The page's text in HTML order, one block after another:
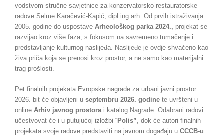
vodstvom stručne savjetnice za konzervatorsko-restauratorske
radove Selme Karačević-Kapić, dipl.ing.arh. Od prvih istraživanja
2005. godine do uspostave Arheološkog parka 2024., projekat se
razvijao kroz više faza, s fokusom na savremeno tumačenje i
predstavljanje kulturnog naslijeđa. Naslijeđe je ovdje shvaćeno kao
živa priča koja se prenosi kroz prostor, a ne samo kao materijalni
trag prošlosti.
Pet finalnih projekata Evropske nagrade za urbani javni prostor
2026. bit će objavljeni u septembru 2026. godine te uvršteni u
online Arhiv javnog prostorai katalog Nagrade. Odabrani radovi
učestvovat će i u putujućoj izložbi “Polis”, dok će autori finalnih
projekata svoje radove predstaviti na javnom događaju u CCCB-u